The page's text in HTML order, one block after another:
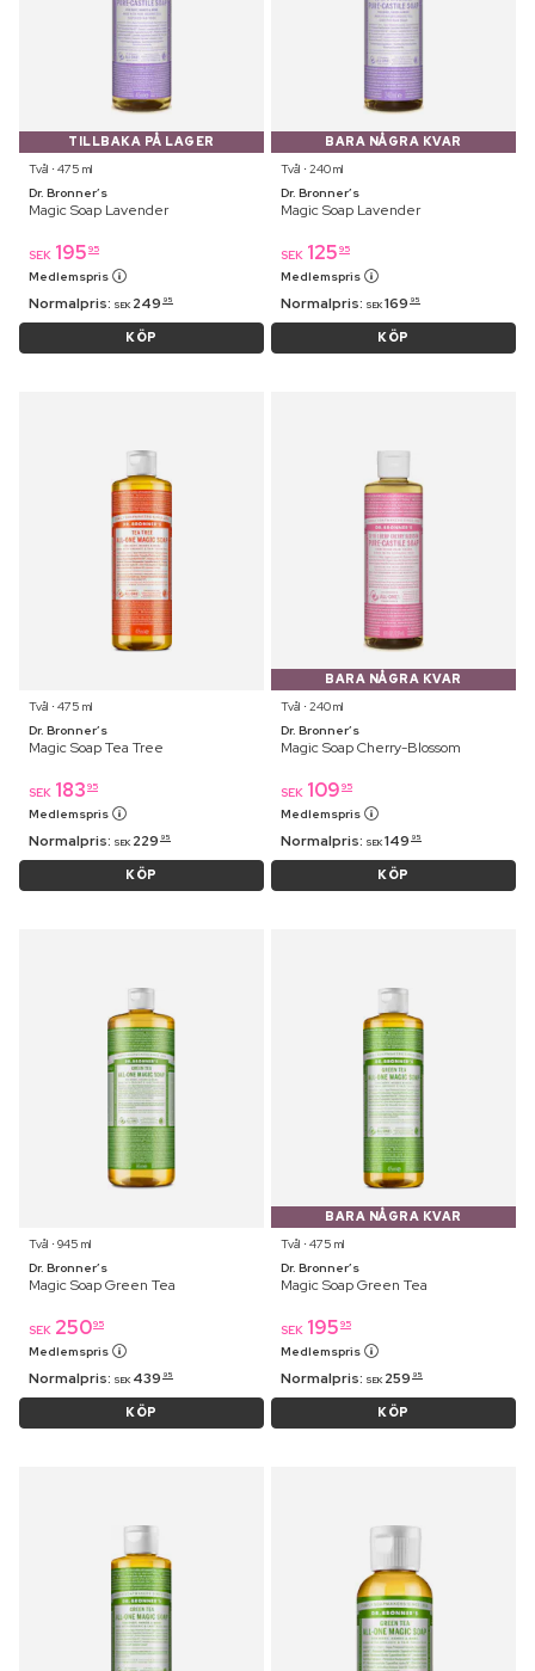
TILLBAKA PÅ LAGER
Tvål ⋅ 475 ml
Dr. Bronner’s
Magic Soap Lavender
SEK 195 95
Medlemspris
Normalpris: SEK 249 95
KÖP
BARA NÅGRA KVAR
Tvål ⋅ 240 ml
Dr. Bronner’s
Magic Soap Lavender
SEK 125 95
Medlemspris
Normalpris: SEK 169 95
KÖP
Tvål ⋅ 475 ml
Dr. Bronner’s
Magic Soap Tea Tree
SEK 183 95
Medlemspris
Normalpris: SEK 229 95
KÖP
BARA NÅGRA KVAR
Tvål ⋅ 240 ml
Dr. Bronner’s
Magic Soap Cherry-Blossom
SEK 109 95
Medlemspris
Normalpris: SEK 149 95
KÖP
Tvål ⋅ 945 ml
Dr. Bronner’s
Magic Soap Green Tea
SEK 25095
Medlemspris
Normalpris: SEK 439 95
KÖP
BARA NÅGRA KVAR
Tvål ⋅ 475 ml
Dr. Bronner’s
Magic Soap Green Tea
SEK 195 95
Medlemspris
Normalpris: SEK 259 95
KÖP